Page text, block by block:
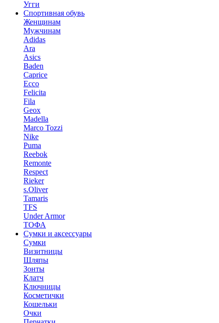
Угги
Спортивная обувь
Женщинам
Мужчинам
Adidas
Ara
Asics
Baden
Caprice
Ecco
Felicita
Fila
Geox
Madella
Marco Tozzi
Nike
Puma
Reebok
Remonte
Respect
Rieker
s.Oliver
Tamaris
TFS
Under Armor
ТОФА
Сумки и аксессуары
Сумки
Визитницы
Шляпы
Зонты
Клатч
Ключницы
Косметички
Кошельки
Очки